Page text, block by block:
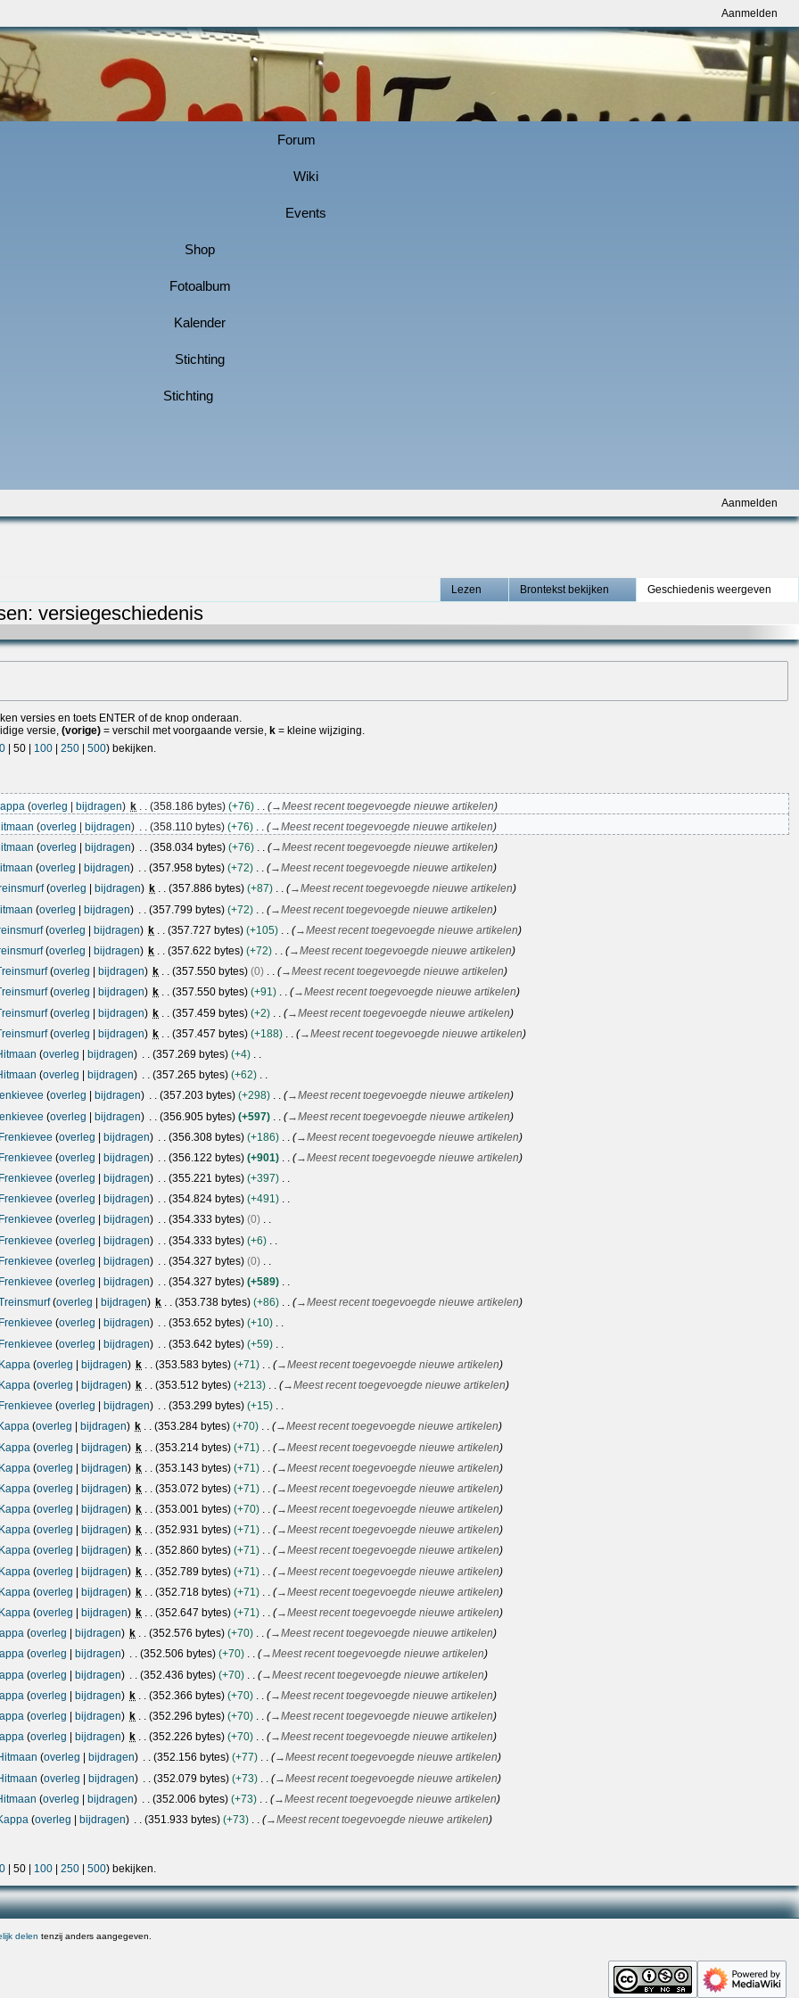
Aanmelden
Aanmelden
Lezen Brontekst bekijken Geschiedenis weergeven
versiegeschiedenis
versies en toets ENTER of de knop onderaan.
versie, (vorige)= verschil met voorgaande versie, k= kleine wijziging.
| 50| 100| 250| 500) bekijken.
overleg bijdragen k 358.186 bytes +76 →Meest recent toegevoegde nieuwe artikelen
overleg bijdragen 358.110 bytes +76 →Meest recent toegevoegde nieuwe artikelen
overleg bijdragen 358.034 bytes +76 →Meest recent toegevoegde nieuwe artikelen
overleg bijdragen 357.958 bytes +72 →Meest recent toegevoegde nieuwe artikelen
overleg bijdragen k 357.886 bytes +87 →Meest recent toegevoegde nieuwe artikelen
overleg bijdragen 357.799 bytes +72 →Meest recent toegevoegde nieuwe artikelen
overleg bijdragen k 357.727 bytes +105 →Meest recent toegevoegde nieuwe artikelen
overleg bijdragen k 357.622 bytes +72 →Meest recent toegevoegde nieuwe artikelen
overleg bijdragen k 357.550 bytes 0 →Meest recent toegevoegde nieuwe artikelen
overleg bijdragen k 357.550 bytes +91 →Meest recent toegevoegde nieuwe artikelen
overleg bijdragen k 357.459 bytes +2 →Meest recent toegevoegde nieuwe artikelen
overleg bijdragen k 357.457 bytes +188 →Meest recent toegevoegde nieuwe artikelen
overleg bijdragen 357.269 bytes
+4
overleg bijdragen 357.265 bytes
+62
overleg bijdragen 357.203 bytes +298 →Meest recent toegevoegde nieuwe artikelen
overleg bijdragen 356.905 bytes +597 →Meest recent toegevoegde nieuwe artikelen
Frenkievee overleg bijdragen 356.308 bytes +186 →Meest recent toegevoegde nieuwe artikelen
Frenkievee overleg bijdragen 356.122 bytes +901 →Meest recent toegevoegde nieuwe artikelen
Frenkievee overleg bijdragen 355.221 bytes
+397
Frenkievee overleg bijdragen 354.824 bytes
+491
Frenkievee overleg bijdragen 354.333 bytes
0
Frenkievee overleg bijdragen 354.333 bytes
+6
Frenkievee overleg bijdragen 354.327 bytes
0
Frenkievee overleg bijdragen 354.327 bytes
+589
overleg bijdragen k 353.738 bytes +86 →Meest recent toegevoegde nieuwe artikelen
Frenkievee overleg bijdragen 353.652 bytes
+10
Frenkievee overleg bijdragen 353.642 bytes
+59
Kappa overleg bijdragen k 353.583 bytes +71 →Meest recent toegevoegde nieuwe artikelen
Kappa overleg bijdragen k 353.512 bytes +213 →Meest recent toegevoegde nieuwe artikelen
Frenkievee overleg bijdragen 353.299 bytes
+15
Kappa overleg bijdragen k 353.284 bytes +70 →Meest recent toegevoegde nieuwe artikelen
Kappa overleg bijdragen k 353.214 bytes +71 →Meest recent toegevoegde nieuwe artikelen
Kappa overleg bijdragen k 353.143 bytes +71 →Meest recent toegevoegde nieuwe artikelen
Kappa overleg bijdragen k 353.072 bytes +71 →Meest recent toegevoegde nieuwe artikelen
Kappa overleg bijdragen k 353.001 bytes +70 →Meest recent toegevoegde nieuwe artikelen
Kappa overleg bijdragen k 352.931 bytes +71 →Meest recent toegevoegde nieuwe artikelen
Kappa overleg bijdragen k 352.860 bytes +71 →Meest recent toegevoegde nieuwe artikelen
Kappa overleg bijdragen k 352.789 bytes +71 →Meest recent toegevoegde nieuwe artikelen
Kappa overleg bijdragen k 352.718 bytes +71 →Meest recent toegevoegde nieuwe artikelen
Kappa overleg bijdragen k 352.647 bytes +71 →Meest recent toegevoegde nieuwe artikelen
overleg bijdragen k 352.576 bytes +70 →Meest recent toegevoegde nieuwe artikelen
overleg bijdragen 352.506 bytes +70 →Meest recent toegevoegde nieuwe artikelen
overleg bijdragen 352.436 bytes +70 →Meest recent toegevoegde nieuwe artikelen
overleg bijdragen k 352.366 bytes +70 →Meest recent toegevoegde nieuwe artikelen
overleg bijdragen k 352.296 bytes +70 →Meest recent toegevoegde nieuwe artikelen
overleg bijdragen k 352.226 bytes +70 →Meest recent toegevoegde nieuwe artikelen
overleg bijdragen 352.156 bytes +77 →Meest recent toegevoegde nieuwe artikelen
overleg bijdragen 352.079 bytes +73 →Meest recent toegevoegde nieuwe artikelen
overleg bijdragen 352.006 bytes +73 →Meest recent toegevoegde nieuwe artikelen
overleg bijdragen 351.933 bytes +73 →Meest recent toegevoegde nieuwe artikelen
| 50| 100| 250| 500) bekijken.
delen tenzij anders aangegeven.